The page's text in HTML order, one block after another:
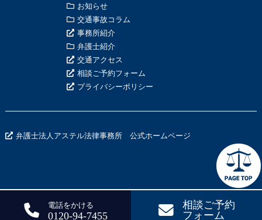
電話をかける
0120-94-7455
相談ご予約
フォーム
お知らせ
交通事故コラム
事務所紹介
弁護士紹介
交通アクセス
相談ご予約フォーム
プライバシーポリシー
弁護士法人アステル法律事務所 公式ホームページ